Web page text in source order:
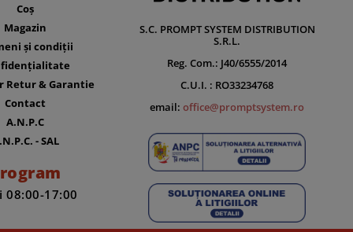
Coș
Magazin
și condiții
Retur & Garantie
Contact
A.N.P.C
- SAL
08:00-17:00
S.C. PROMPT SYSTEM DISTRIBUTION
S.R.L.
Reg. Com.: J40/6555/2014
C.U.I. : RO33234768
email: office@promptsystem.ro